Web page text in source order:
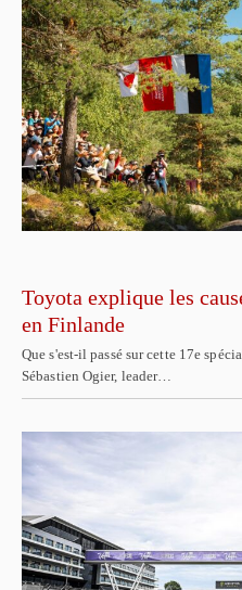
Toyota explique les
en Finlande
Que s'est-il passé sur cette 17e
Sébastien Ogier, leader…